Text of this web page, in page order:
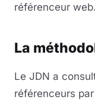
référenceur web.
La
Le JDN a
référenceurs